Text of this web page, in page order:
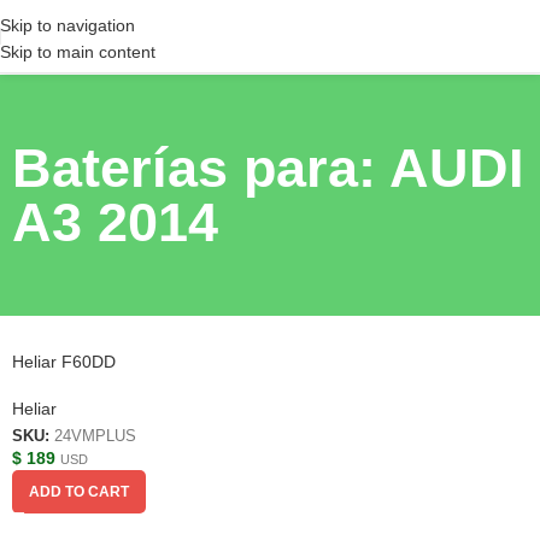
Skip to navigation
Skip to main content
Baterías para: AUDI
A3 2014
Heliar F60DD
Heliar
SKU: 24VMPLUS
$ 189 USD
ADD TO CART